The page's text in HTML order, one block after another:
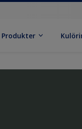
Produkter